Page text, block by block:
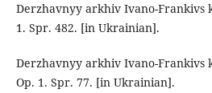
Derzhavnyy arkhiv Ivano-Frankivs
1. Spr. 482. [in Ukrainian].
Derzhavnyy arkhiv Ivano-Frankivs
Op. 1. Spr. 77. [in Ukrainian].